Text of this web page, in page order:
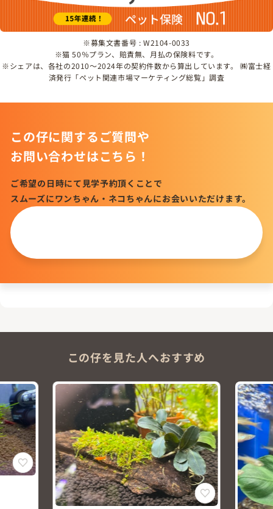
※募集文書番号 : W2104-0033
※猫 50％プラン、賠責無、月払の保険料です。
※シェアは、各社の2010～2024年の契約件数から算出しています。 ㈱富士経
済発行「ペット関連市場マーケティング総覧」調査
この仔に関するご質問や
お問い合わせはこちら！
ご希望の日時にて見学予約頂くことで
スムーズにワンちゃん・ネコちゃんにお会いいただけます。
この仔を見た人へおすすめ